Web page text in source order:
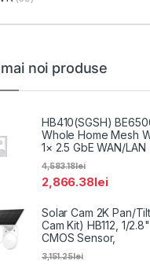
noi produse
HB410(SGSH)
Whole Home Mesh
1× 2.5 GbE WAN/LAN
2,866.38lei
4,583.18lei
Solar Cam 2K Pan/
Cam Kit) HB112, 1/2.8"
CMOS Sensor,
3,151.25lei